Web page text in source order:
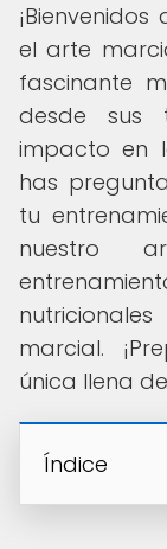
¡Bienvenidos
el arte
fascinante
desde sus
impacto en
has
tu
nuestro
marcial.
única llena
Índice